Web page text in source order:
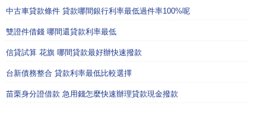
中古車貸款條件 貸款哪間銀行利率最低過件率100%呢
雙證件借錢 哪間還貸款利率最低
信貸試算 花旗 哪間貸款最好辦快速撥款
台新債務整合 貸款利率最低比較選擇
苗栗身分證借款 急用錢怎麼快速辦理貸款現金撥款